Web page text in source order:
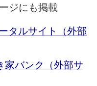
ジにも掲載
タルサイト（外部
家バンク（外部サ